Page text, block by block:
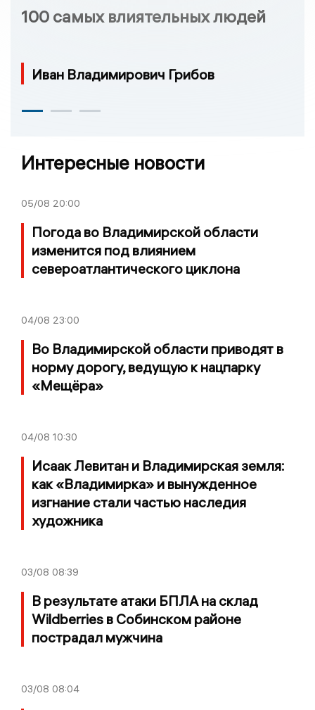
100 самых влиятельных людей
Иван Владимирович Грибов
Интересные новости
05/08 20:00
Погода во Владимирской области
изменится под влиянием
североатлантического циклона
04/08 23:00
Во Владимирской области приводят в
норму дорогу, ведущую к нацпарку
«Мещёра»
04/08 10:30
Исаак Левитан и Владимирская земля:
как «Владимирка» и вынужденное
изгнание стали частью наследия
художника
03/08 08:39
В результате атаки БПЛА на склад
Wildberries в Собинском районе
пострадал мужчина
03/08 08:04